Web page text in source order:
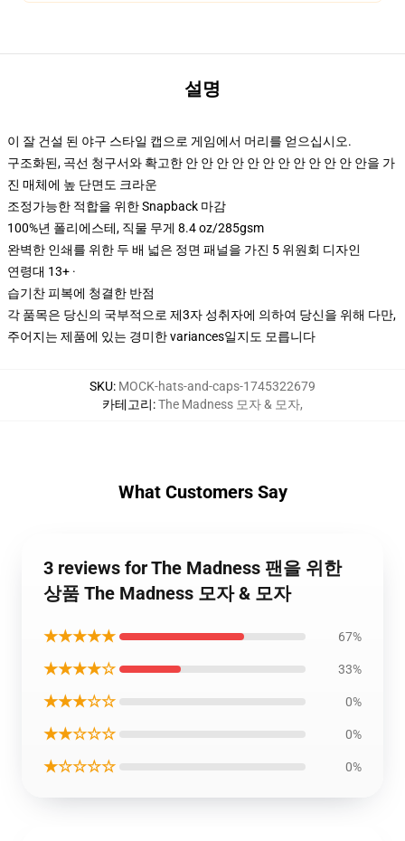
설명
이 잘 건설 된 야구 스타일 캡으로 게임에서 머리를 얻으십시오.
구조화된, 곡선 청구서와 확고한 안 안 안 안 안 안 안 안 안 안 안 안을 가
진 매체에 높 단면도 크라운
조정가능한 적합을 위한 Snapback 마감
100%년 폴리에스테, 직물 무게 8.4 oz/285gsm
완벽한 인쇄를 위한 두 배 넓은 정면 패널을 가진 5 위원회 디자인
연령대 13+ ·
습기찬 피복에 청결한 반점
각 품목은 당신의 국부적으로 제3자 성취자에 의하여 당신을 위해 다만,
주어지는 제품에 있는 경미한 variances일지도 모릅니다
SKU: MOCK-hats-and-caps-1745322679
카테고리:The Madness 모자 & 모자,
What Customers Say
3 reviews for The Madness 팬을 위한
상품 The Madness 모자 & 모자
★★★★★ 67%
★★★★☆ 33%
★★★☆☆ 0%
★★☆☆☆ 0%
★☆☆☆☆ 0%